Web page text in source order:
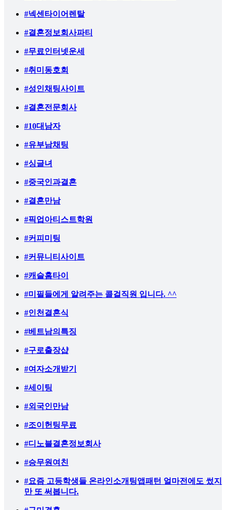
#넥센타이어렌탈
#결혼정보회사파티
#무료인터넷운세
#취미동호회
#성인채팅사이트
#결혼전문회사
#10대남자
#유부남채팅
#싱글녀
#중국인과결혼
#결혼만남
#픽업아티스트학원
#커피미팅
#커뮤니티사이트
#캐슬홈타이
#미필들에게 알려주는 콜걸직원 입니다. ^^
#인천결혼식
#베트남의특징
#구로출장샵
#여자소개받기
#세이팅
#외국인만남
#조이헌팅무료
#디노블결혼정보회사
#승무원여친
#요즘 고등학생들 온라인소개팅앱패턴 얼마전에도 썼지
만 또 써봅니다.